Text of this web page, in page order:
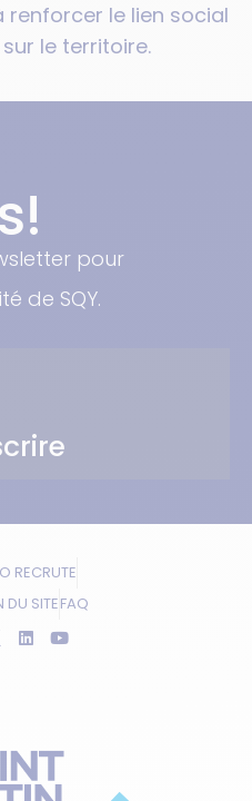
le lien social
le territoire.
pour
de SQY.
RECRUTE
DU SITEFAQ